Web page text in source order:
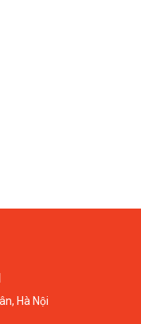
Hà Nội